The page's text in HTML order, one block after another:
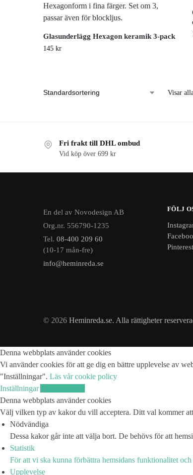
Glasunderlägg Hexagon keramik 3-pack
145 kr
Visar
Fri frakt till DHL ombud
Vid köp över 699 kr
En del av Novodesign AB
Org.nr. 556790-1235
Tel. 08-400 209 60
(10-17 mån-fre)
info@heminreda.se
FÖLJ
Pinterest
© 2026 Heminreda.se. Alla rättigheter
Denna webbplats använder cookies
Vi använder cookies för att ge dig en bättre upplevelse av
"Inställningar". Läs vår cookie policy
Inställningar
Denna webbplats använder cookies
Välj vilken typ av kakor du vill acceptera. Ditt val kommer att
Nödvändiga
Dessa kakor går inte att välja bort. De behövs för att
Statistik
För att vi ska kunna förbättra hemsidans funktionalitet
Upplevelse